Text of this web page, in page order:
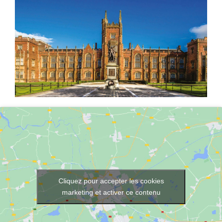
Cliquez pour accepter les cookies
marketing et activer ce contenu